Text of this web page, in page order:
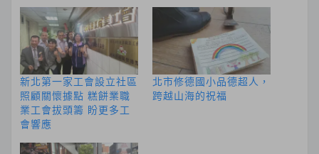
新北第一家工會設立社區
照顧關懷據點 糕餅業職
業工會拔頭籌 盼更多工
會響應
北市修德國小品德超人，
跨越山海的祝福